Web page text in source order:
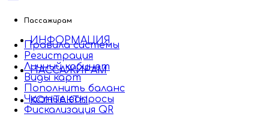
ИНФОРМАЦИЯ
ПАССАЖИРАМ
КОНТАКТЫ
Пассажирам
Правила системы
Регистрация
Личный кабинет
Виды карт
Пополнить баланс
Частые вопросы
Фискализация QR